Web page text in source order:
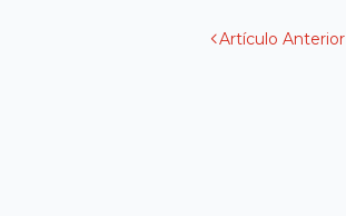
Artículo Anterior